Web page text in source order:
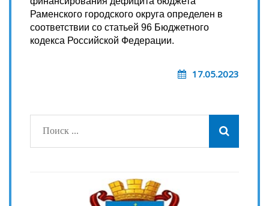
Раменского городского округа определен в
соответствии со статьей 96 Бюджетного
кодекса Российской Федерации.
17.05.2023